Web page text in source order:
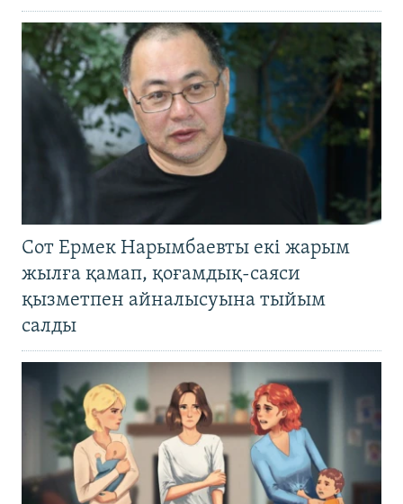
Сот Ермек Нарымбаевты екі жарым
жылға қамап, қоғамдық-саяси
қызметпен айналысуына тыйым
салды